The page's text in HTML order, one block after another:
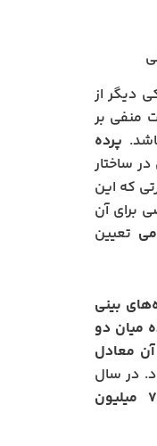
دیگر از
منفی بر
پرده
ساختار
که این
برای آن
تعیین
بینی
میان دو
معادل
در سال
۷۰۰ میلیون